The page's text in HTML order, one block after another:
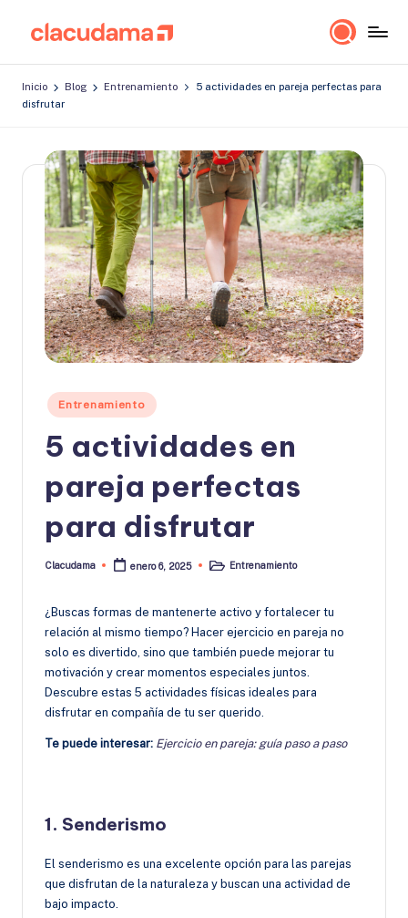
Saltar
contenido
a
c
m
Inicio Blog Entrenamiento
5 actividades en pareja perfectas para
disfrutar
Publicado
en
Entrenamiento
5 actividades en
pareja perfectas
para disfrutar
Publicado
Clacudama enero 6, 2025
PublicadoEntrenamiento
¿Buscas formas de mantenerte activo y fortalecer tu
relación al mismo tiempo? Hacer ejercicio en pareja no
solo es divertido, sino que también puede mejorar tu
motivación y crear momentos especiales juntos.
Descubre estas 5 actividades físicas ideales para
disfrutar en compañía de tu ser querido.
Te puede interesar: Ejercicio en pareja: guía paso a paso
1. Senderismo
El senderismo es una excelente opción para las parejas
que disfrutan de la naturaleza y buscan una actividad de
bajo impacto.